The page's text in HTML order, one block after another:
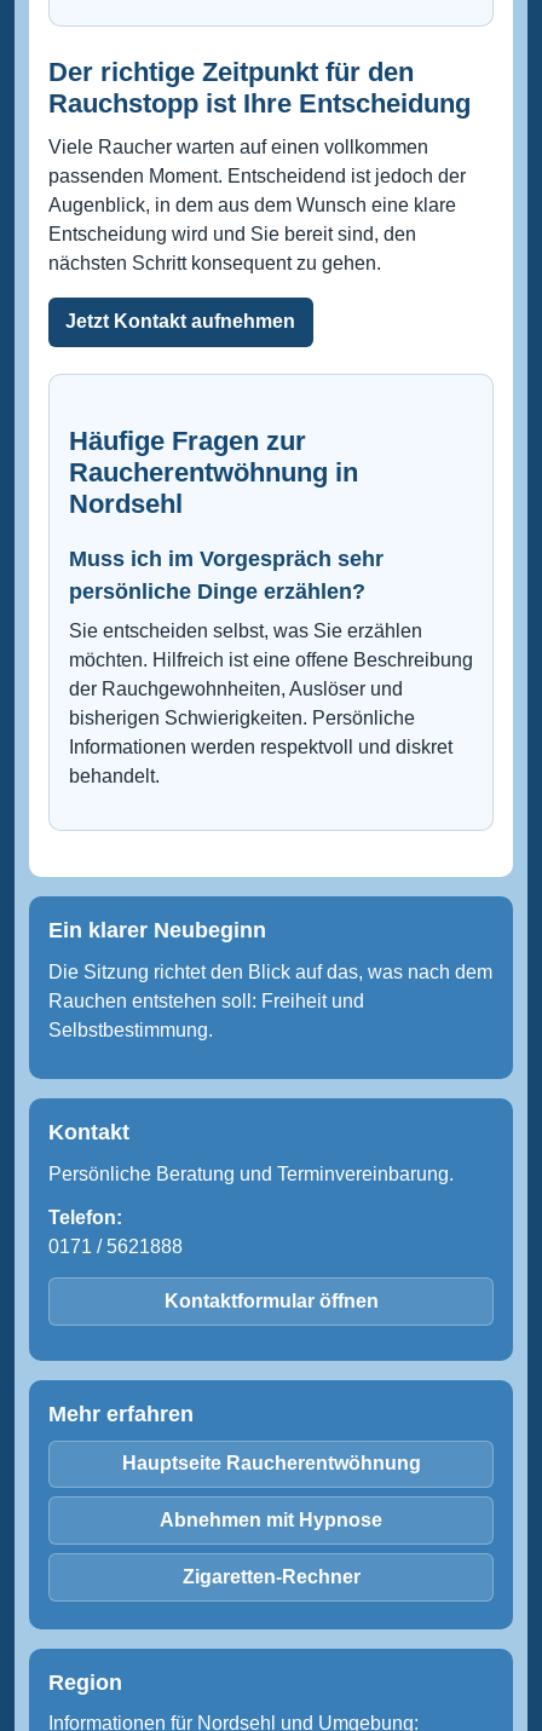
Der richtige Zeitpunkt für den
Rauchstopp ist Ihre Entscheidung
Viele Raucher warten auf einen vollkommen
passenden Moment. Entscheidend ist jedoch der
Augenblick, in dem aus dem Wunsch eine klare
Entscheidung wird und Sie bereit sind, den
nächsten Schritt konsequent zu gehen.
Jetzt Kontakt aufnehmen
Häufige Fragen zur
Raucherentwöhnung in
Nordsehl
Muss ich im Vorgespräch sehr
persönliche Dinge erzählen?
Sie entscheiden selbst, was Sie erzählen
möchten. Hilfreich ist eine offene Beschreibung
der Rauchgewohnheiten, Auslöser und
bisherigen Schwierigkeiten. Persönliche
Informationen werden respektvoll und diskret
behandelt.
Ein klarer Neubeginn
Die Sitzung richtet den Blick auf das, was nach dem
Rauchen entstehen soll: Freiheit und
Selbstbestimmung.
Kontakt
Persönliche Beratung und Terminvereinbarung.
Telefon:
0171 / 5621888
Kontaktformular öffnen
Mehr erfahren
Hauptseite Raucherentwöhnung
Abnehmen mit Hypnose
Zigaretten-Rechner
Region
Informationen für Nordsehl und Umgebung: